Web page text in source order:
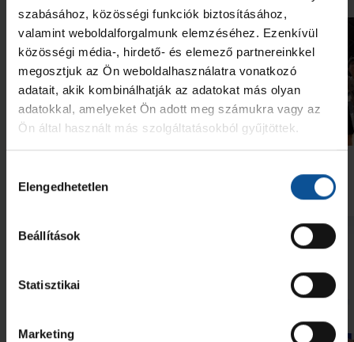
szabásához, közösségi funkciók biztosításához,
valamint weboldalforgalmunk elemzéséhez. Ezenkívül
közösségi média-, hirdető- és elemező partnereinkkel
megosztjuk az Ön weboldalhasználatra vonatkozó
adatait, akik kombinálhatják az adatokat más olyan
adatokkal, amelyeket Ön adott meg számukra vagy az
Ön által használt más szolgáltatásokból gyűjtöttek.
kiválasztása
Elengedhetetlen
Beállítások
Statisztikai
Marketing
Megnézem az összeset
Megtanult győzni a csapat
Videó
Bajnokcsapat